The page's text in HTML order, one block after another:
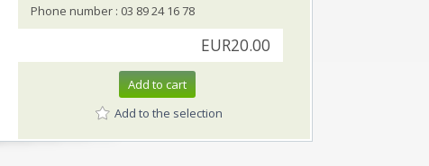
Phone number : 03 89 24 16 78
EUR20.00
Add to cart
Add to the selection